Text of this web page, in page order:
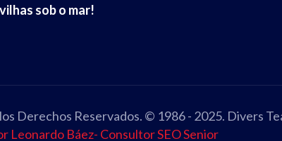
sob o mar!
Derechos Reservados. © 1986 - 2025. Divers
Leonardo Báez- Consultor SEO Senior